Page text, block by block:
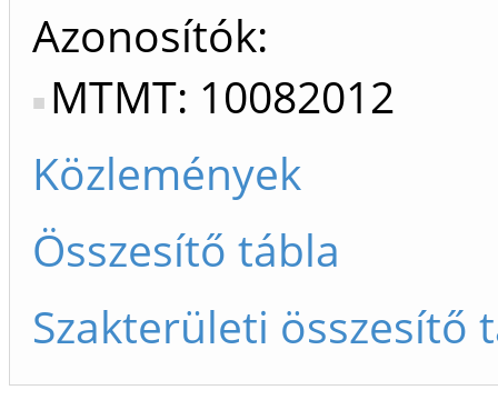
Azonosítók
MTMT: 10082012
Közlemények
Összesítő tábla
Szakterületi összesítő